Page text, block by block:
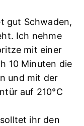
gut Schwaden,
Ich nehme
mit einer
10 Minuten die
und mit der
auf 210°C
ihr den